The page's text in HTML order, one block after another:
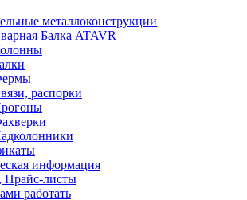
металлоконструкции
Балка ATAVR
распорки
информация
листы
работать